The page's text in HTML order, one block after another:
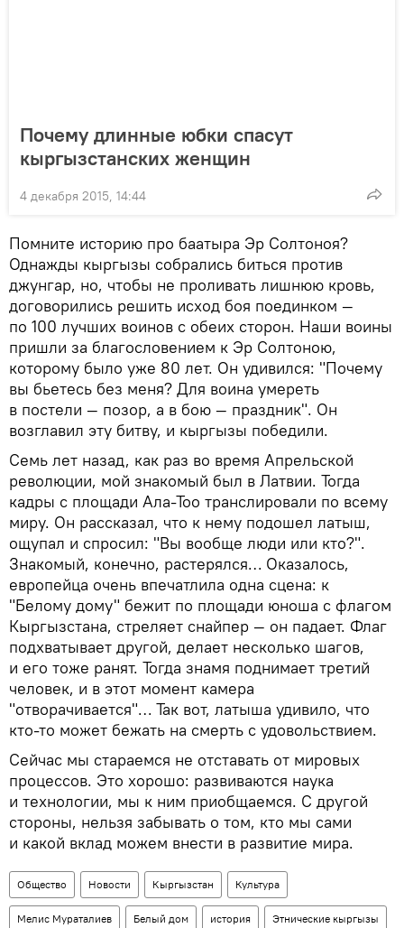
Почему длинные юбки спасут
кыргызстанских женщин
4 декабря 2015, 14:44
Помните историю про баатыра Эр Солтоноя?
Однажды кыргызы собрались биться против
джунгар, но, чтобы не проливать лишнюю кровь,
договорились решить исход боя поединком —
по 100 лучших воинов с обеих сторон. Наши воины
пришли за благословением к Эр Солтоною,
которому было уже 80 лет. Он удивился: "Почему
вы бьетесь без меня? Для воина умереть
в постели — позор, а в бою — праздник". Он
возглавил эту битву, и кыргызы победили.
Семь лет назад, как раз во время Апрельской
революции, мой знакомый был в Латвии. Тогда
кадры с площади Ала-Тоо транслировали по всему
миру. Он рассказал, что к нему подошел латыш,
ощупал и спросил: "Вы вообще люди или кто?".
Знакомый, конечно, растерялся… Оказалось,
европейца очень впечатлила одна сцена: к
"Белому дому" бежит по площади юноша с флагом
Кыргызстана, стреляет снайпер — он падает. Флаг
подхватывает другой, делает несколько шагов,
и его тоже ранят. Тогда знамя поднимает третий
человек, и в этот момент камера
"отворачивается"… Так вот, латыша удивило, что
кто-то может бежать на смерть с удовольствием.
Сейчас мы стараемся не отставать от мировых
процессов. Это хорошо: развиваются наука
и технологии, мы к ним приобщаемся. С другой
стороны, нельзя забывать о том, кто мы сами
и какой вклад можем внести в развитие мира.
Общество Новости Кыргызстан Культура
Мелис Мураталиев Белый дом история Этнические кыргызы